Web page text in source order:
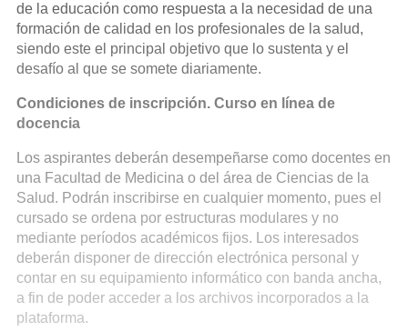
de la educación como respuesta a la necesidad de una
formación de calidad en los profesionales de la salud,
siendo este el principal objetivo que lo sustenta y el
desafío al que se somete diariamente.
Condiciones de inscripción. Curso en línea de
docencia
Los aspirantes deberán desempeñarse como docentes en
una Facultad de Medicina o del área de Ciencias de la
Salud. Podrán inscribirse en cualquier momento, pues el
cursado se ordena por estructuras modulares y no
mediante períodos académicos fijos. Los interesados
deberán disponer de dirección electrónica personal y
contar en su equipamiento informático con banda ancha,
a fin de poder acceder a los archivos incorporados a la
plataforma.